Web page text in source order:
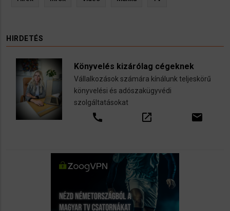
HIRDETÉS
Könyvelés kizárólag cégeknek
Vállalkozások számára kínálunk teljeskörű
könyvelési és adószakügyvédi
szolgáltatásokat
call open_in_new email